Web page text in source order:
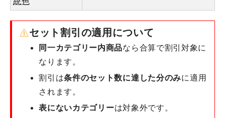
セット割引の適用について
同一カテゴリー内商品なら合算で割引対象に
なります。
割引は条件のセット数に達した分のみに適用
されます。
表にないカテゴリーは対象外です。